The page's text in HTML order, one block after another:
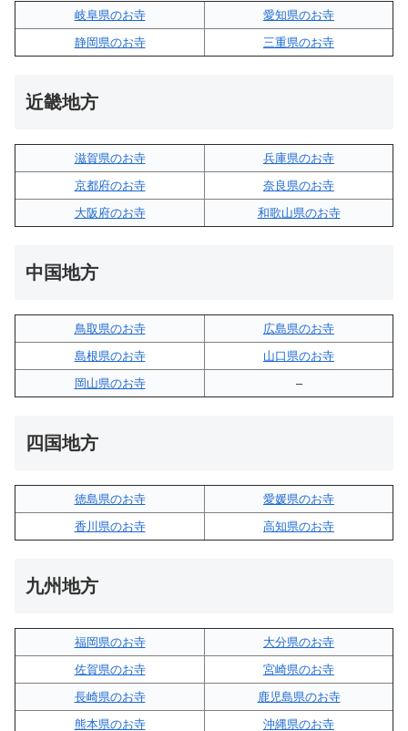
岐阜県のお寺
愛知県のお寺
静岡県のお寺
三重県のお寺
近畿地方
滋賀県のお寺
兵庫県のお寺
京都府のお寺
奈良県のお寺
大阪府のお寺
和歌山県のお寺
中国地方
鳥取県のお寺
広島県のお寺
島根県のお寺
山口県のお寺
岡山県のお寺
–
四国地方
徳島県のお寺
愛媛県のお寺
香川県のお寺
高知県のお寺
九州地方
福岡県のお寺
大分県のお寺
佐賀県のお寺
宮崎県のお寺
長崎県のお寺
鹿児島県のお寺
熊本県のお寺
沖縄県のお寺